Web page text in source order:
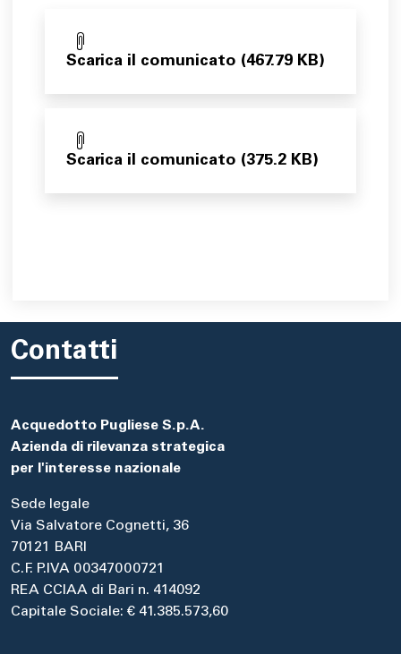
Scarica il comunicato (467.79 KB)
Scarica il comunicato (375.2 KB)
Contatti
Acquedotto Pugliese S.p.A.
Azienda di rilevanza strategica
per l'interesse nazionale
Sede legale
Via Salvatore Cognetti, 36
70121 BARI
C.F. P.IVA 00347000721
REA CCIAA di Bari n. 414092
Capitale Sociale: € 41.385.573,60